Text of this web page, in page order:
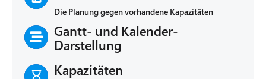
Die Planung gegen vorhandene Kapazitäten
Gantt- und Kalender-
Darstellung
Kapazitäten